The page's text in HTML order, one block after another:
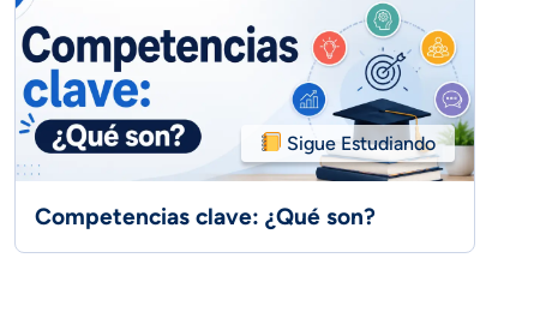
Sigue Estudiando
Competencias clave: ¿Qué son?